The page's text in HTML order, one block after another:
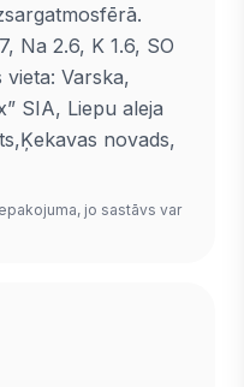
Na 2.6, K 1.6, SO
Varska,
SIA, Liepu aleja
novads,
jo sastāvs var